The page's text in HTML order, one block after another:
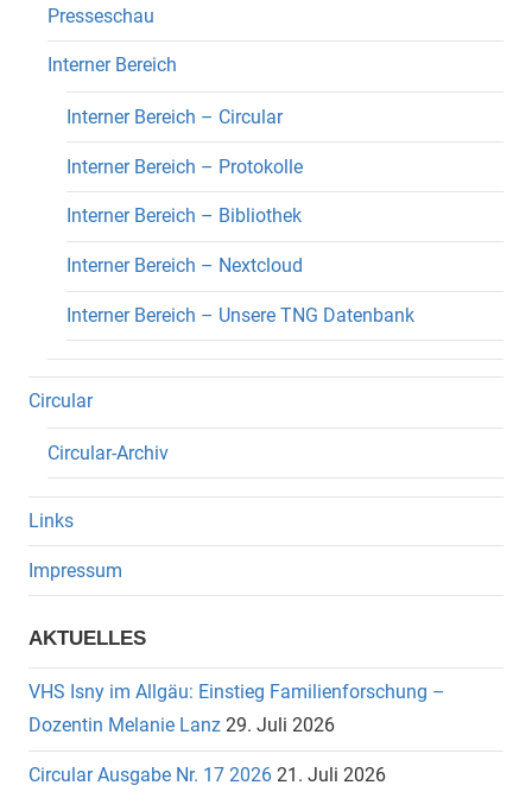
Presseschau
Interner Bereich
Interner Bereich – Circular
Interner Bereich – Protokolle
Interner Bereich – Bibliothek
Interner Bereich – Nextcloud
Interner Bereich – Unsere TNG Datenbank
Circular
Circular-Archiv
Links
Impressum
AKTUELLES
VHS Isny im Allgäu: Einstieg Familienforschung –
Dozentin Melanie Lanz 29. Juli 2026
Circular Ausgabe Nr. 17 2026 21. Juli 2026